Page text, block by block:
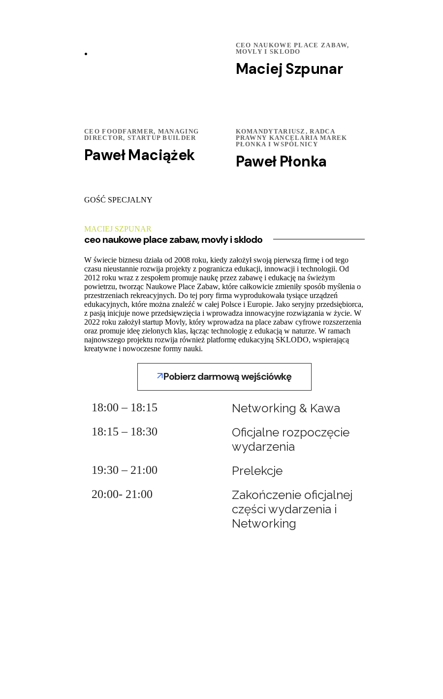
.
CEO NAUKOWE PLACE ZABAW,
MOVLY I SKLODO
Maciej Szpunar
CEO FOODFARMER, MANAGING
DIRECTOR, STARTUP BUILDER
Paweł Maciążek
KOMANDYTARIUSZ, RADCA
PRAWNY KANCELARIA MAREK
PŁONKA I WSPÓLNICY
Paweł Płonka
GOŚĆ SPECJALNY
ceo naukowe place zabaw, movly i sklodo
MACIEJ SZPUNAR
W świecie biznesu działa od 2008 roku, kiedy założył swoją pierwszą firmę i od tego
czasu nieustannie rozwija projekty z pogranicza edukacji, innowacji i technologii. Od
2012 roku wraz z zespołem promuje naukę przez zabawę i edukację na świeżym
powietrzu, tworząc Naukowe Place Zabaw, które całkowicie zmieniły sposób myślenia o
przestrzeniach rekreacyjnych. Do tej pory firma wyprodukowała tysiące urządzeń
edukacyjnych, które można znaleźć w całej Polsce i Europie. Jako seryjny przedsiębiorca,
z pasją inicjuje nowe przedsięwzięcia i wprowadza innowacyjne rozwiązania w życie. W
2022 roku założył startup Movly, który wprowadza na place zabaw cyfrowe rozszerzenia
oraz promuje ideę zielonych klas, łącząc technologię z edukacją w naturze. W ramach
najnowszego projektu rozwija również platformę edukacyjną SKLODO, wspierającą
kreatywne i nowoczesne formy nauki.
Pobierz darmową wejściówkę
18:00 – 18:15 Networking & Kawa
18:15 – 18:30
Oficjalne rozpoczęcie
wydarzenia
19:30 – 21:00 Prelekcje
20:00- 21:00
Zakończenie oficjalnej
części wydarzenia i
Networking